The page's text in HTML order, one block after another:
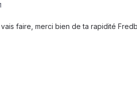
faire, merci bien de ta rapidité